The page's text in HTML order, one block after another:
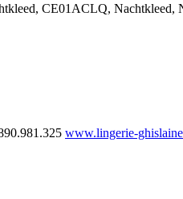
CE01ACLQ, Nachtkleed,
www.lingerie-